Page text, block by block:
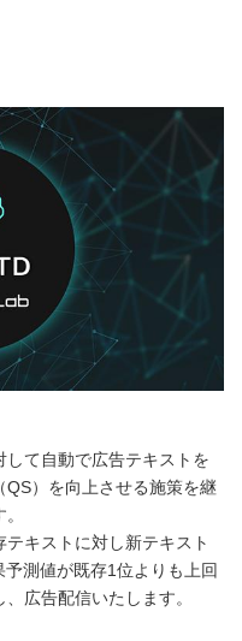
て自動で広告テキストを
）を向上させる施策を継
キストに対し新テキスト
測値が既存1位よりも上回
広告配信いたします。